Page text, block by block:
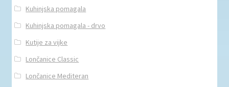
Kuhinjska pomagala
Kuhinjska pomagala - drvo
Kutije za vijke
Lončanice Classic
Lončanice Mediteran